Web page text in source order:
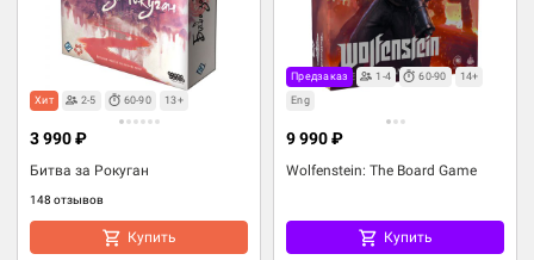
Хит 2-5 60-90 13+
Битва за Рокуган
148 отзывов
3 990 ₽
Купить
Предзаказ 1-4 60-90
14+
Eng
Wolfenstein: The Board Game
9 990 ₽
Купить